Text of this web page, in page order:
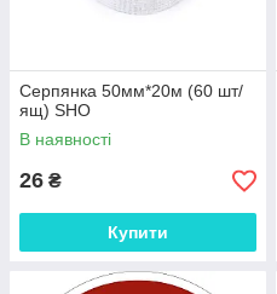
Серпянка 50мм*20м (60 шт/
ящ) SHO
В наявності
26 ₴
Купити